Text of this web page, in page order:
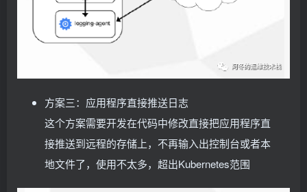
方案三：应用程序直接推送日志
这个方案需要开发在代码中修改直接把应用程序直
接推送到远程的存储上，不再输入出控制台或者本
地文件了，使用不太多，超出Kubernetes范围